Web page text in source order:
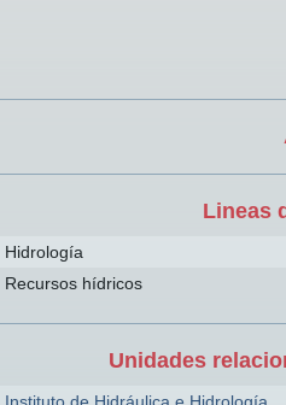
Lineas
Hidrología
Recursos hídricos
Unidades